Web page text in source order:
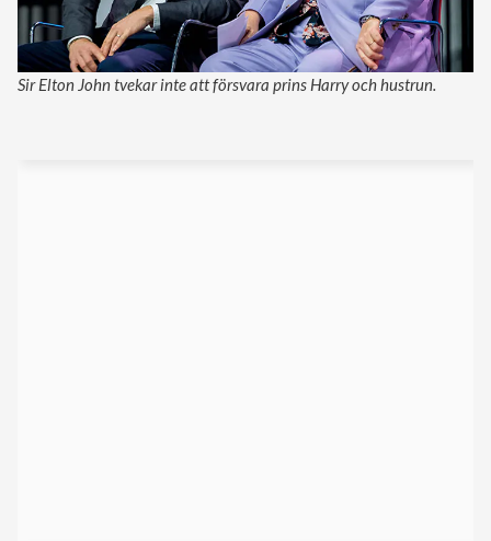
Sir Elton John tvekar inte att försvara prins Harry och hustrun.